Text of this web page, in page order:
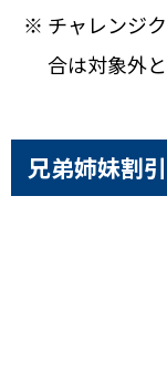
※ チャレンジ
合は対象外
兄弟姉妹割引